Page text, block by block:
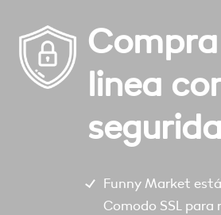
linea
Funny Market
Comodo SSL para